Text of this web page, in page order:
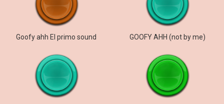
Goofy ahh El primo sound GOOFY AHH (not by me)